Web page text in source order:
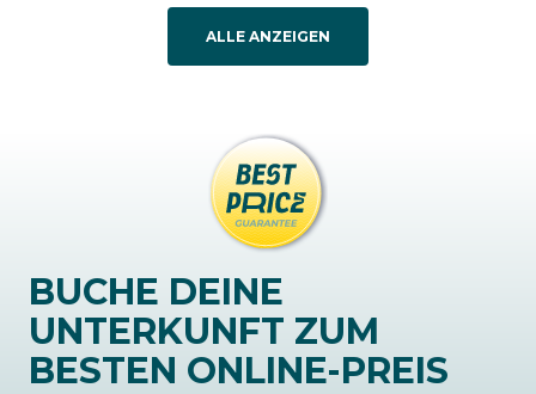
ALLE ANZEIGEN
BUCHE DEINE
UNTERKUNFT ZUM
BESTEN ONLINE-PREIS